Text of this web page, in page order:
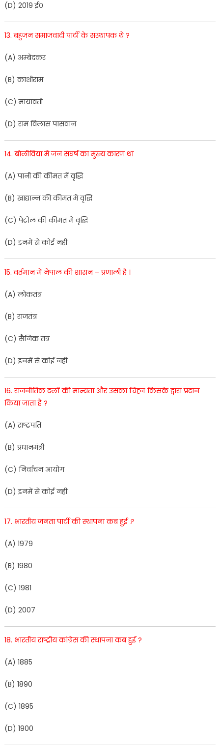
(D) 2019ई०
13.बहुजनसमाजवादीपार्टीकेसंस्थापकथे ?
(A) अम्बेदकर
(B)कांशीराम
(C)मायावती
(D)रामविलासपासवान
14.बोलीवियामेंजनसंघर्षकामुख्यकारणथा
(A)पानीकीकीमतमेंवृद्धि
(B)खाद्यान्नकीकीमतमेंवृद्धि
(C)पेट्रोलकीकीमतमेंवृद्धि
(D)इनमेंसेकोईनहीं
15.वर्तमानमेंनेपालकी शासन –प्रणालीहै ।
(A)लोकतंत्र
(B)राजतंत्र
(C)सैनिकतंत्र
(D)इनमेंसेकोईनहीं
16.राजनीतिकदलोंकीमान्यता औरउसकाचिह्न किसकेद्वाराप्रदान
कियाजाताहै ?
(A)राष्ट्रपति
(B)प्रधानमंत्री
(C) निर्वाचन आयोग
(D)इनमेंसेकोईनहीं
17. भारतीयजनतापार्टीकीस्थापनाकबहुई ?
(A) 1979
(B) 1980
(C) 1981
(D) 2007
18. भारतीयराष्ट्रीयकांग्रेसकीस्थापनाकबहुई?
(A) 1885
(B) 1890
(C) 1895
(D) 1900